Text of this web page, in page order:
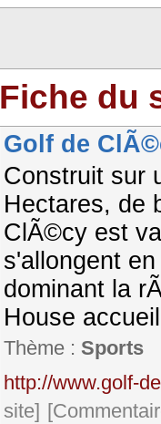
Fiche du
Golf de
Construit sur
Hectares, de
ClÃ©cy est
s'allongent
dominant la
House
Thème : Sports
http://www.golf-
site]